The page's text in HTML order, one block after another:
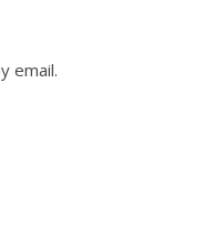
email.